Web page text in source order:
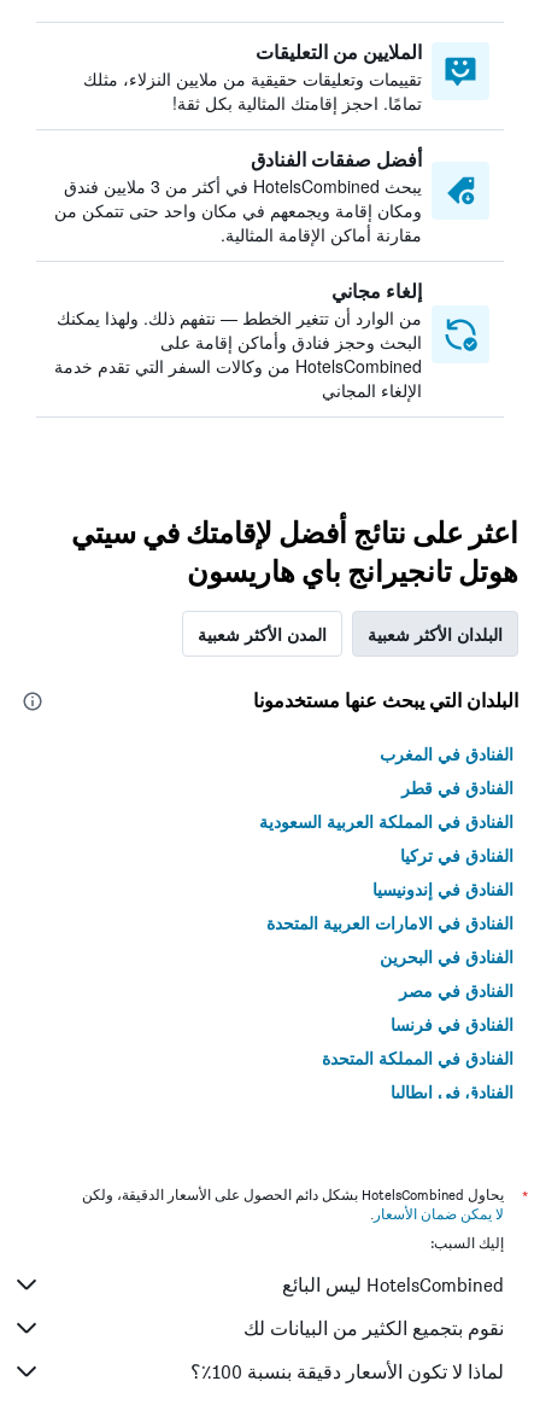
الملايين من التعليقات
تقييمات وتعليقات حقيقية من ملايين النزلاء، مثلك
تمامًا. احجز إقامتك المثالية بكل ثقة!
أفضل صفقات الفنادق
يبحث HotelsCombined في أكثر من 3 ملايين فندق
ومكان إقامة ويجمعهم في مكان واحد حتى تتمكن من
مقارنة أماكن الإقامة المثالية.
إلغاء مجاني
من الوارد أن تتغير الخطط — نتفهم ذلك. ولهذا يمكنك
البحث وحجز فنادق وأماكن إقامة على
HotelsCombined من وكالات السفر التي تقدم خدمة
الإلغاء المجاني
اعثر على نتائج أفضل لإقامتك في سيتي
هوتل تانجيرانج باي هاريسون
البلدان الأكثر شعبية المدن الأكثر شعبية
البلدان التي يبحث عنها مستخدمونا
الفنادق في المغرب
الفنادق في قطر
الفنادق في المملكة العربية السعودية
الفنادق في تركيا
الفنادق في إندونيسيا
الفنادق في الامارات العربية المتحدة
الفنادق في البحرين
الفنادق في مصر
الفنادق في فرنسا
الفنادق في المملكة المتحدة
الفنادق في إيطاليا
*
يحاول HotelsCombined بشكل دائم الحصول على الأسعار الدقيقة، ولكن
لا يمكن ضمان الأسعار .
إليك السبب:
HotelsCombined ليس البائع
نقوم بتجميع الكثير من البيانات لك
لماذا لا تكون الأسعار دقيقة بنسبة 100٪؟